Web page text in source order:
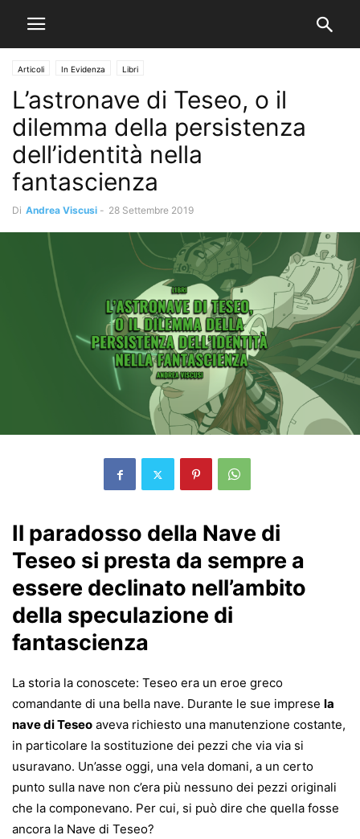
Articoli In Evidenza Libri
L’astronave di Teseo, o il
dilemma della persistenza
dell’identità nella
fantascienza
Di Andrea Viscusi - 28 Settembre 2019
Il paradosso della Nave di
Teseo si presta da sempre a
essere declinato nell’ambito
della speculazione di
fantascienza
La storia la conoscete: Teseo era un eroe greco
comandante di una bella nave. Durante le sue imprese la
nave di Teseo aveva richiesto una manutenzione costante,
in particolare la sostituzione dei pezzi che via via si
usuravano. Un’asse oggi, una vela domani, a un certo
punto sulla nave non c’era più nessuno dei pezzi originali
che la componevano. Per cui, si può dire che quella fosse
ancora la Nave di Teseo?